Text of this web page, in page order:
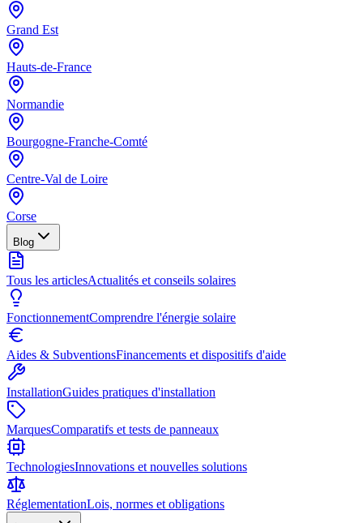
Grand Est
Hauts-de-France
Normandie
Bourgogne-Franche-Comté
Centre-Val de Loire
Corse
Blog
Tous les articlesActualités et conseils solaires
FonctionnementComprendre l'énergie solaire
Aides & SubventionsFinancements et dispositifs d'aide
InstallationGuides pratiques d'installation
MarquesComparatifs et tests de panneaux
TechnologiesInnovations et nouvelles solutions
RéglementationLois, normes et obligations